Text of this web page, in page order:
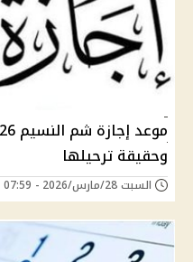
وحقيقة ترحيلها
السبت 28/مارس/2026 - 07:59 م